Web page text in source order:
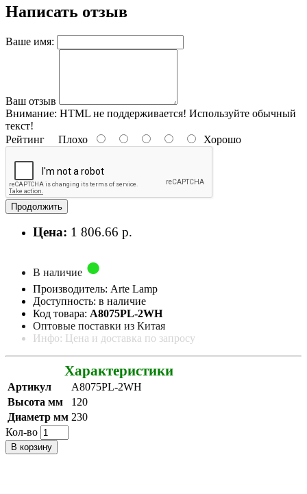
Написать отзыв
Ваше имя:
Ваш отзыв
Внимание: HTML не поддерживается! Используйте обычный
текст!
Рейтинг Плохо Хорошо
Продолжить
Цена: 1 806.66 р.
В наличие
Производитель: Arte Lamp
Доступность: в наличие
Код товара: A8075PL-2WH
Оптовые поставки из Китая
Инфо: Цена и доставка по запросу
Характеристики
Артикул
A8075PL-2WH
Высота мм
120
Диаметр мм 230
Кол-во
В корзину